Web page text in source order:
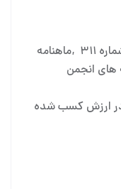
۳۱۱
ماهنامه
های انجمن
در ارزش کسب شده